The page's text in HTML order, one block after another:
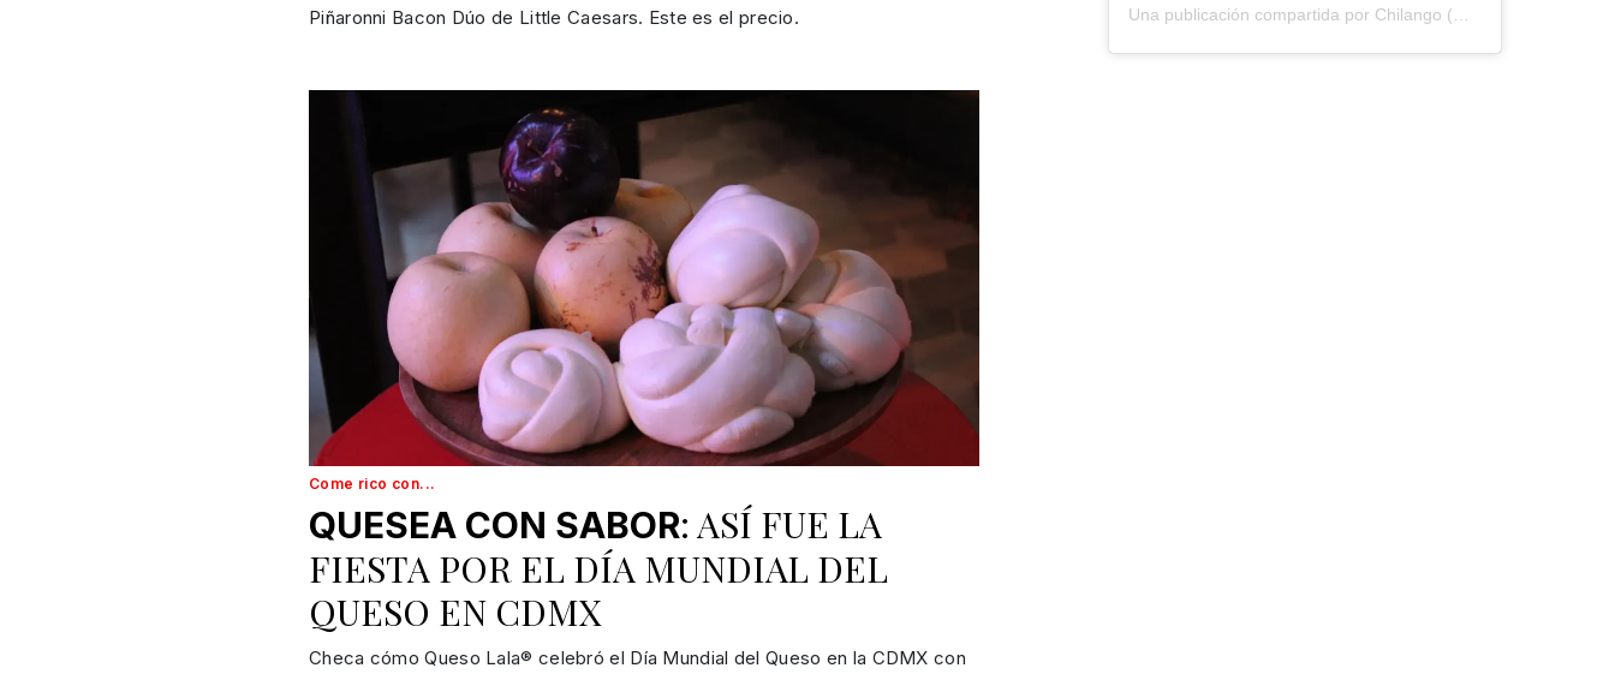
Piñaronni Bacon Dúo de Little Caesars. Este es el precio.
Come rico con...
QUESEA CON SABOR: ASÍ FUE LA
FIESTA POR EL DÍA MUNDIAL DEL
QUESO EN CDMX
Checa cómo Queso Lala® celebró el Día Mundial del Queso en la CDMX con